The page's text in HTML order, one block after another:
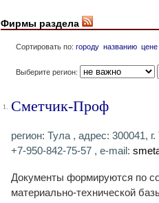
Фирмы раздела
Сортировать по: городу названию цене
Выберите регион:
1. Сметчик-Проф
регион: Тула , адрес: 300041,
+7-950-842-75-57 , e-mail:
Документы формируются по
материально-технической